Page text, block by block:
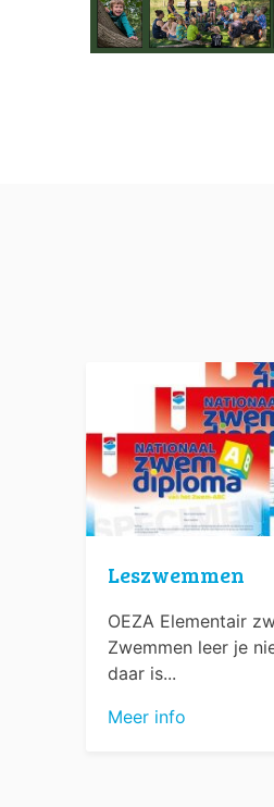
Leszwemmen
OEZA Elementair
Zwemmen leer je
daar is...
Meer info